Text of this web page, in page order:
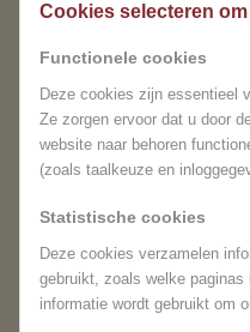
afvoer van
warmte en
vermoeidheid los
Holistische
Bij MagnifiSense
gewerkt met pure,
voeden en het welzijn
Cookies selecteren
Functionele cookies
Deze cookies zijn essentieel
Ze zorgen ervoor dat u door
website naar behoren
(zoals taalkeuze en
Statistische cookies
Deze cookies verzamelen
gebruikt, zoals welke
informatie wordt gebruikt om
Tijdelijk
Beste